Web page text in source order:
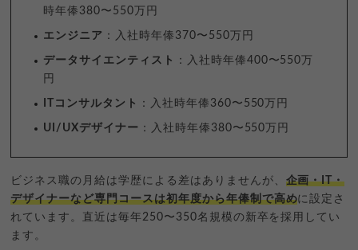
時年俸380〜550万円
エンジニア ：入社時年俸370〜550万円
データサイエンティスト
：入社時年俸400〜550万
円
ITコンサルタント ：入社時年俸360〜550万円
UI/UXデザイナー ：入社時年俸380〜550万円
ビジネス職の月給は学歴による差はありませんが、 企画・IT・
デザイナーなど専門コースは初年度から年俸制で高めに設定さ
れています。直近は毎年250〜350名規模の新卒を採用してい
ます。